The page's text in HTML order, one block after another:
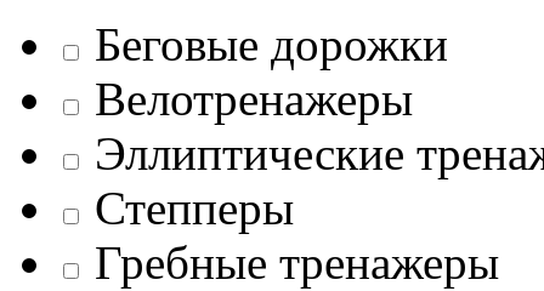
Беговые дорожки
Велотренажеры
Эллиптические
Степперы
Гребные тренажеры